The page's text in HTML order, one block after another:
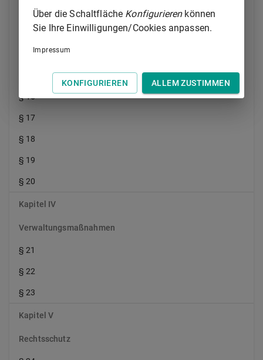
§ 12
§ 13
§ 14
§ 16
§ 17
§ 18
§ 19
§ 20
Kapitel IV
Verwaltungsmaßnahmen
§ 21
§ 22
§ 23
Kapitel V
Rechtsschutz
Über die Schaltfläche Konfigurierenkönnen
Sie Ihre Einwilligungen/Cookies anpassen.
Impressum
KONFIGURIEREN ALLEM ZUSTIMMEN